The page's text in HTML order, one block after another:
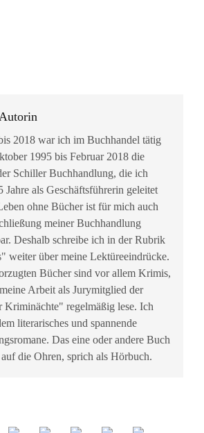
2018 war ich im Buchhandel tätig
1995 bis Februar 2018 die
Schiller Buchhandlung, die ich
Jahre als Geschäftsführerin geleitet
ohne Bücher ist für mich auch
meiner Buchhandlung
Deshalb schreibe ich in der Rubrik
weiter über meine Lektüreeindrücke.
Bücher sind vor allem Krimis,
Arbeit als Jurymitglied der
Kriminächte" regelmäßig lese. Ich
literarisches und spannende
Das eine oder andere Buch
die Ohren, sprich als Hörbuch.